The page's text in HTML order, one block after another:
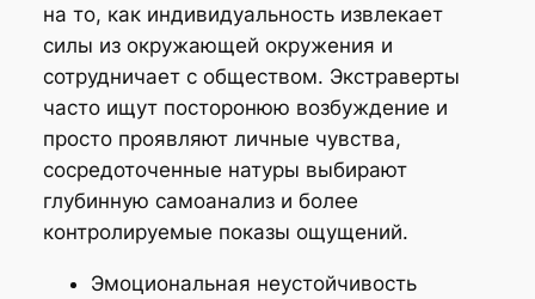
на то, как индивидуальность извлекает
силы из окружающей окружения и
сотрудничает с обществом. Экстраверты
часто ищут посторонюю возбуждение и
просто проявляют личные чувства,
сосредоточенные натуры выбирают
глубинную самоанализ и более
контролируемые показы ощущений.
Эмоциональная неустойчивость